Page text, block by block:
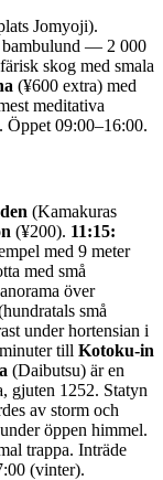
Jomyoji).
bambulund — 2 000
skog med smala
(¥600 extra) med
meditativa
Öppet 09:00–16:00.
(Kamakuras
(¥200). 11:15:
med 9 meter
med små
över
små
under hortensian i
till Kotoku-in
(Daibutsu) är en
gjuten 1252. Statyn
av storm och
öppen himmel.
trappa. Inträde
(vinter).